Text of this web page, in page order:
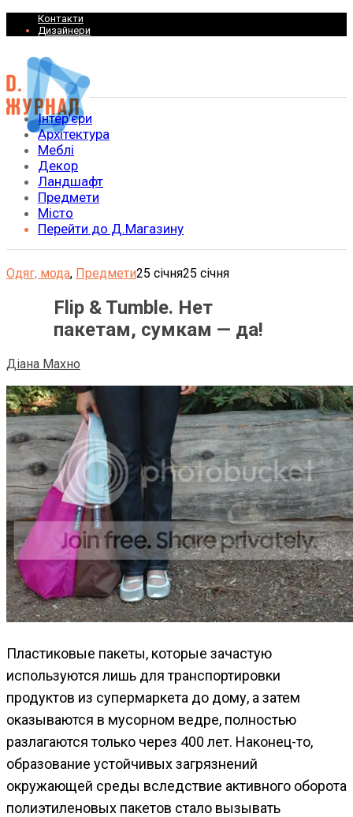
Контакти
Дизайнери
Інтер’єри
Архітектура
Меблі
Декор
Ландшафт
Предмети
Місто
Перейти до Д.Магазину
Одяг, мода, Предмети25 січня25 січня
Flip & Tumble. Нет
пакетам, сумкам — да!
Діана Махно
Пластиковые пакеты, которые зачастую
используются лишь для транспортировки
продуктов из супермаркета до дому, а затем
оказываются в мусорном ведре, полностью
разлагаются только через 400 лет. Наконец-то,
образование устойчивых загрязнений
окружающей среды вследствие активного оборота
полиэтиленовых пакетов стало вызывать